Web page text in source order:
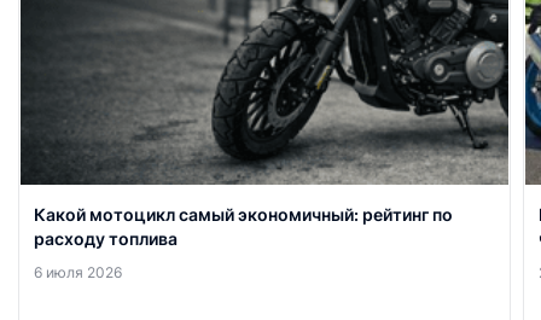
Какой мотоцикл самый экономичный: рейтинг по
расходу топлива
6 июля 2026